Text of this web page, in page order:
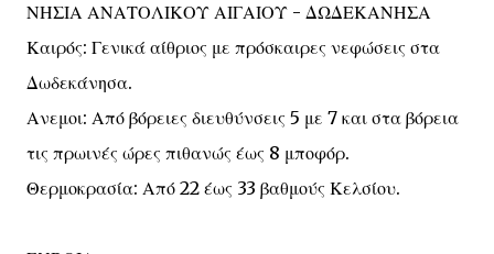
ΝΗΣΙΑ ΑΝΑΤΟΛΙΚΟΥ ΑΙΓΑΙΟΥ - ΔΩΔΕΚΑΝΗΣΑ
Καιρός: Γενικά αίθριος με πρόσκαιρες νεφώσεις στα
Δωδεκάνησα.
Ανεμοι: Από βόρειες διευθύνσεις 5 με 7 και στα βόρεια
τις πρωινές ώρες πιθανώς έως 8 μποφόρ.
Θερμοκρασία: Από 22 έως 33 βαθμούς Κελσίου.